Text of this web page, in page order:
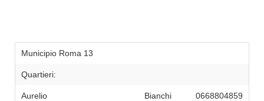
Municipio Roma 13
Quartieri:
Aurelio
Bianchi
0668804859